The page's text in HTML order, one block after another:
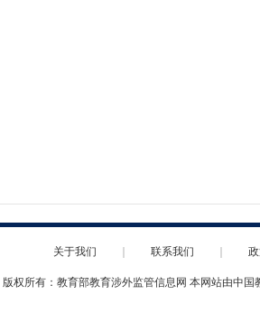
关于我们 联系我们
版权所有：教育部教育涉外监管信息网 本网站由中